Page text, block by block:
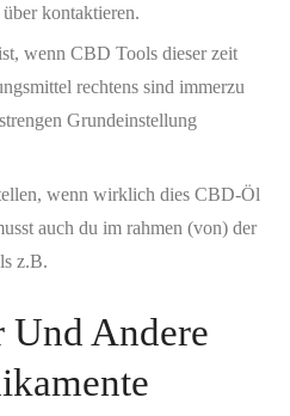
kontaktieren.
wenn CBD Tools dieser zeit
rechtens sind immerzu
Grundeinstellung
wenn wirklich dies CBD-Öl
auch du im rahmen (von) der
z.B.
Und Andere